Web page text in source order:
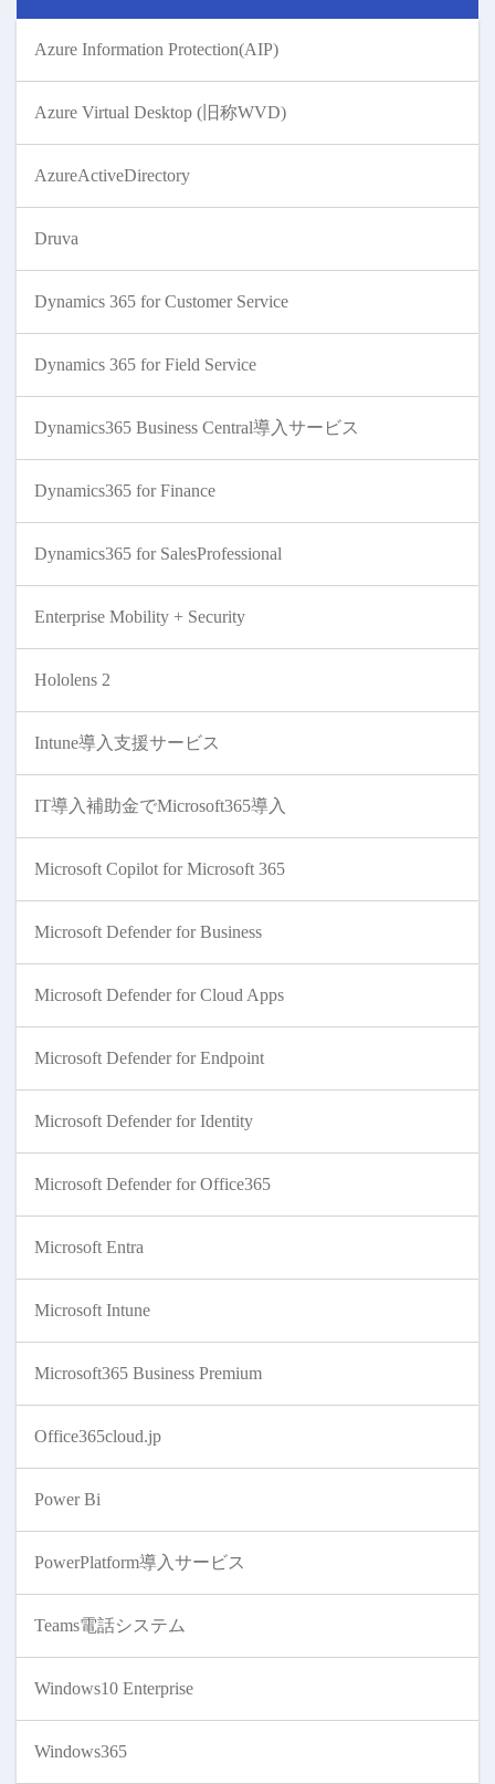
Azure Information Protection(AIP)
Azure Virtual Desktop (旧称WVD)
AzureActiveDirectory
Druva
Dynamics 365 for Customer Service
Dynamics 365 for Field Service
Dynamics365 Business Central導入サービス
Dynamics365 for Finance
Dynamics365 for SalesProfessional
Enterprise Mobility + Security
Hololens 2
Intune導入支援サービス
IT導入補助金でMicrosoft365導入
Microsoft Copilot for Microsoft 365
Microsoft Defender for Business
Microsoft Defender for Cloud Apps
Microsoft Defender for Endpoint
Microsoft Defender for Identity
Microsoft Defender for Office365
Microsoft Entra
Microsoft Intune
Microsoft365 Business Premium
Office365cloud.jp
Power Bi
PowerPlatform導入サービス
Teams電話システム
Windows10 Enterprise
Windows365